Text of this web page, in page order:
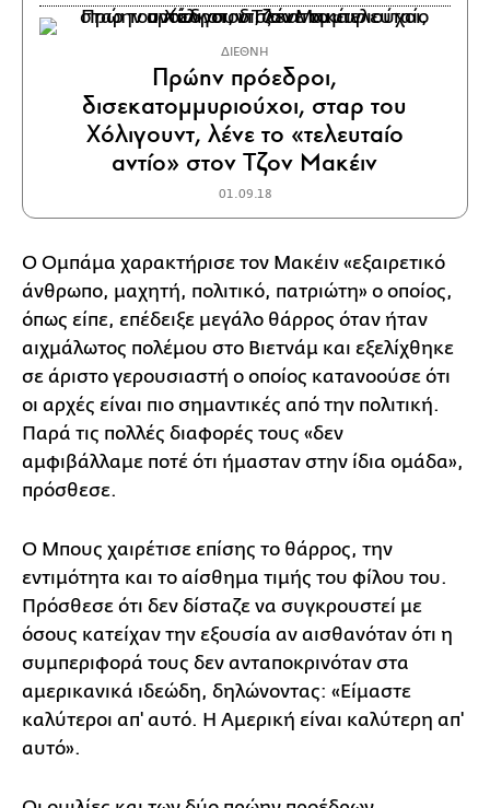
ΔΙΕΘΝΗ
Πρώην πρόεδροι,
δισεκατομμυριούχοι, σταρ του
Χόλιγουντ, λένε το «τελευταίο
αντίο» στον Τζον Μακέιν
01.09.18
Ο Ομπάμα χαρακτήρισε τον Μακέιν «εξαιρετικό
άνθρωπο, μαχητή, πολιτικό, πατριώτη» ο οποίος,
όπως είπε, επέδειξε μεγάλο θάρρος όταν ήταν
αιχμάλωτος πολέμου στο Βιετνάμ και εξελίχθηκε
σε άριστο γερουσιαστή ο οποίος κατανοούσε ότι
οι αρχές είναι πιο σημαντικές από την πολιτική.
Παρά τις πολλές διαφορές τους «δεν
αμφιβάλλαμε ποτέ ότι ήμασταν στην ίδια ομάδα»,
πρόσθεσε.
Ο Μπους χαιρέτισε επίσης το θάρρος, την
εντιμότητα και το αίσθημα τιμής του φίλου του.
Πρόσθεσε ότι δεν δίσταζε να συγκρουστεί με
όσους κατείχαν την εξουσία αν αισθανόταν ότι η
συμπεριφορά τους δεν ανταποκρινόταν στα
αμερικανικά ιδεώδη, δηλώνοντας: «Είμαστε
καλύτεροι απ' αυτό. Η Αμερική είναι καλύτερη απ'
αυτό».